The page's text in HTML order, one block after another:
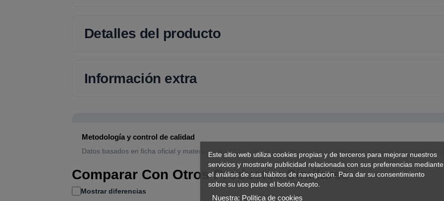
Este sitio web utiliza cookies propias y de terceros para mejorar nuestros
servicios y mostrarle publicidad relacionada con sus preferencias mediante
el análisis de sus hábitos de navegación. Para dar su consentimiento
sobre su uso pulse el botón Acepto.
Nuestra: Política de cookies
Detalles del producto
Información extra
Metodología y control de calidad
Datos basados en ficha oficial y materiales del fabricante. Si detectas alguna discrepancia, contacta con nuestro
Comparar Con Otros Productos Similares
Mostrar diferencias